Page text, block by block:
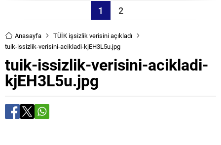
1 2
Anasayfa
TÜİK işsizlik verisini açıkladı
tuik-issizlik-verisini-acikladi-kjEH3L5u.jpg
tuik-issizlik-verisini-acikladi-
kjEH3L5u.jpg